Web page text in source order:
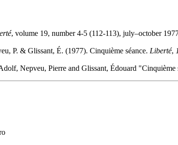
, volume 19, number 4-5 (112-113), july–october
P. & Glissant, É. (1977). Cinquième séance. Liberté,
Nepveu, Pierre and Glissant, Édouard "Cinquième